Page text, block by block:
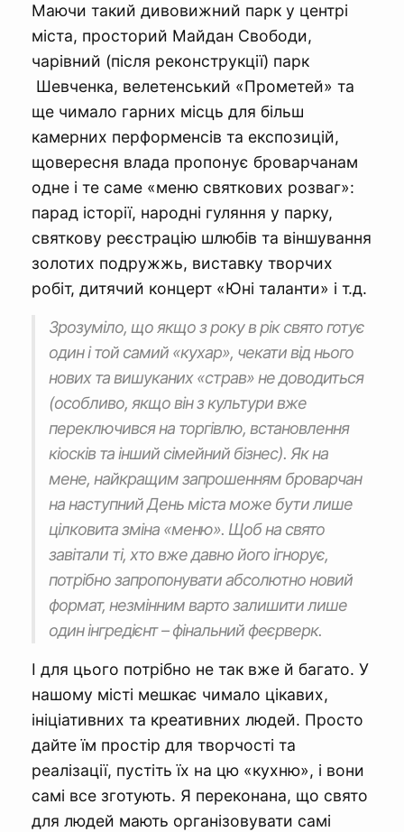
Маючи такий дивовижний парк у центрі
міста, просторий Майдан Свободи,
чарівний (після реконструкції) парк
Шевченка, велетенський «Прометей» та
ще чимало гарних місць для більш
камерних перформенсів та експозицій,
щовересня влада пропонує броварчанам
одне і те саме «меню святкових розваг»:
парад історії, народні гуляння у парку,
святкову реєстрацію шлюбів та віншування
золотих подружжь, виставку творчих
робіт, дитячий концерт «Юні таланти» і т.д.
Зрозуміло, що якщо з року в рік свято готує
один і той самий «кухар», чекати від нього
нових та вишуканих «страв» не доводиться
(особливо, якщо він з культури вже
переключився на торгівлю, встановлення
кіосків та інший сімейний бізнес). Як на
мене, найкращим запрошенням броварчан
на наступний День міста може бути лише
цілковита зміна «меню». Щоб на свято
завітали ті, хто вже давно його ігнорує,
потрібно запропонувати абсолютно новий
формат, незмінним варто залишити лише
один інгредієнт – фінальний феєрверк.
І для цього потрібно не так вже й багато. У
нашому місті мешкає чимало цікавих,
ініціативних та креативних людей. Просто
дайте їм простір для творчості та
реалізації, пустіть їх на цю «кухню», і вони
самі все зготують. Я переконана, що свято
для людей мають організовувати самі